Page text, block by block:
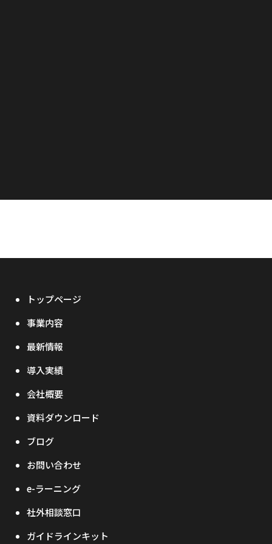
トップページ
事業内容
最新情報
導入実績
会社概要
資料ダウンロード
ブログ
お問い合わせ
e-ラーニング
社外相談窓口
ガイドラインキット